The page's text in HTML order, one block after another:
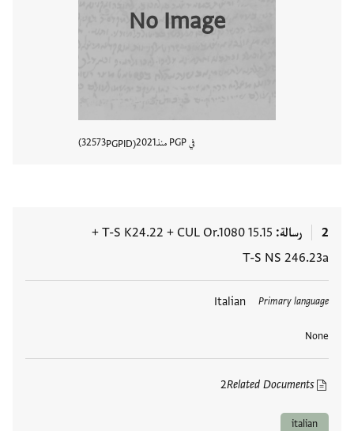
No Image
في PGP منذ 2021
PGPID
32573
2 رسالة CUL Or.1080 15.15
+
T-S K24.22
+
T-S NS 246.23a
Primary language
Italian
None
Related Documents
2
العلامات
italian